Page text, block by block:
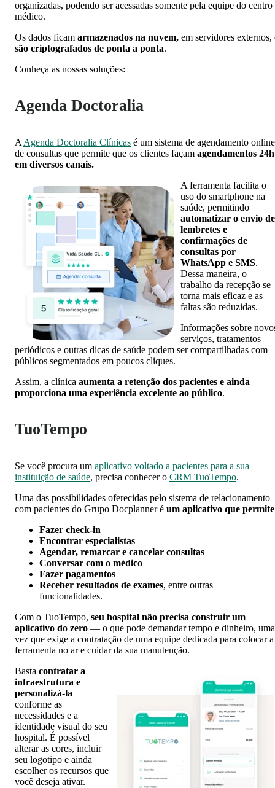
organizadas, podendo ser acessadas somente pela equipe do centro
médico.
Os dados ficam armazenados na nuvem, em servidores externos,
são criptografados de ponta a ponta.
Conheça as nossas soluções:
Agenda Doctoralia
A Agenda Doctoralia Clínicas é um sistema de agendamento online
de consultas que permite que os clientes façam agendamentos 24h
em diversos canais.
A ferramenta facilita o
uso do smartphone na
saúde, permitindo
automatizar o envio de
lembretes e
confirmações de
consultas por
WhatsApp e SMS.
Dessa maneira, o
trabalho da recepção se
torna mais eficaz e as
faltas são reduzidas.
Informações sobre
serviços, tratamentos
periódicos e outras dicas de saúde podem ser compartilhadas com
públicos segmentados em poucos cliques.
Assim, a clínica aumenta a retenção dos pacientes e ainda
proporciona uma experiência excelente ao público.
TuoTempo
Se você procura um aplicativo voltado a pacientes para a sua
instituição de saúde, precisa conhecer o CRM TuoTempo.
Uma das possibilidades oferecidas pelo sistema de relacionamento
com pacientes do Grupo Docplanner é um aplicativo que
Fazer check-in
Encontrar especialistas
Agendar, remarcar e cancelar consultas
Conversar com o médico
Fazer pagamentos
Receber resultados de exames, entre outras
funcionalidades.
Com o TuoTempo, seu hospital não precisa construir um
aplicativo do zero — o que pode demandar tempo e dinheiro, uma
vez que exige a contratação de uma equipe dedicada para colocar a
ferramenta no ar e cuidar da sua manutenção.
Basta contratar a
infraestrutura e
personalizá-la
conforme as
necessidades e a
identidade visual do seu
hospital. É possível
alterar as cores, incluir
seu logotipo e ainda
escolher os recursos que
você deseja ativar.